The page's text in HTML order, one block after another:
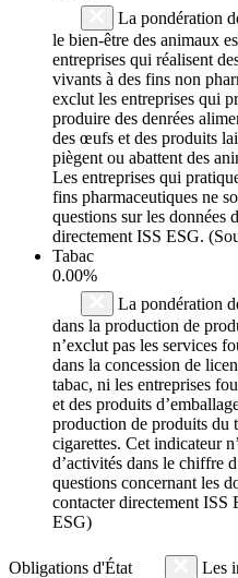
La pondération
le bien-être des animaux
entreprises qui réalisent
vivants à des fins non
exclut les entreprises qui
produire des denrées
des œufs et des produits
piègent ou abattent des
Les entreprises qui
fins pharmaceutiques ne
questions sur les données
directement ISS ESG.
Tabac
0.00%
La pondération
dans la production de
n’exclut pas les services
dans la concession de
tabac, ni les entreprises
et des produits
production de produits du
cigarettes. Cet indicateur
d’activités dans le chiffre
questions concernant les
contacter directement ISS
ESG)
Obligations d'État
Les